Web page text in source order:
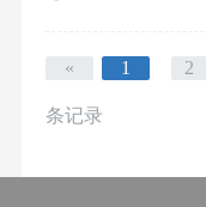
« 1 2
条记录